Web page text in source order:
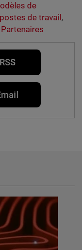
de
de travail ,
Partenaires